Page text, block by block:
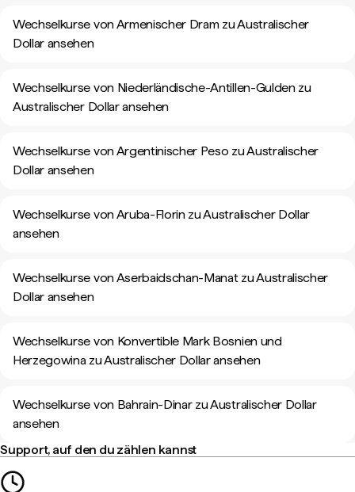
Wechselkurse von Armenischer Dram zu Australischer
Dollar ansehen
Wechselkurse von Niederländische-Antillen-Gulden zu
Australischer Dollar ansehen
Wechselkurse von Argentinischer Peso zu Australischer
Dollar ansehen
Wechselkurse von Aruba-Florin zu Australischer Dollar
ansehen
Wechselkurse von Aserbaidschan-Manat zu Australischer
Dollar ansehen
Wechselkurse von Konvertible Mark Bosnien und
Herzegowina zu Australischer Dollar ansehen
Wechselkurse von Bahrain-Dinar zu Australischer Dollar
ansehen
Support, auf den du zählen kannst